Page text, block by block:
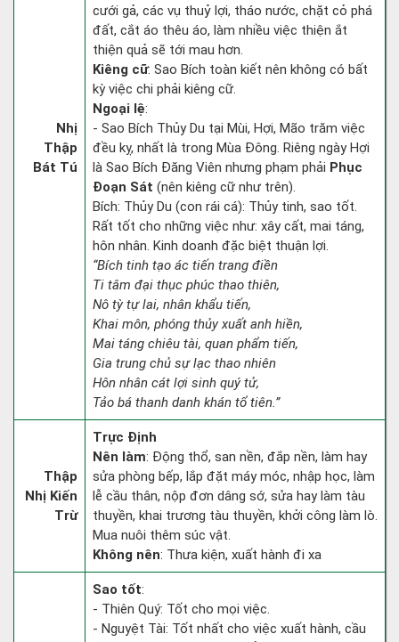
Nhị
Thập
Bát Tú
cưới gả, các vụ thuỷ lợi, tháo nước, chặt cỏ phá
đất, cắt áo thêu áo, làm nhiều việc thiện ắt
thiện quả sẽ tới mau hơn.
Kiêng cữ: Sao Bích toàn kiết nên không có bất
kỳ việc chi phải kiêng cữ.
Ngoại lệ:
- Sao Bích Thủy Du tại Mùi, Hợi, Mão trăm việc
đều kỵ, nhất là trong Mùa Đông. Riêng ngày Hợi
là Sao Bích Đăng Viên nhưng phạm phải Phục
Đoạn Sát (nên kiêng cữ như trên).
Bích: Thủy Du (con rái cá): Thủy tinh, sao tốt.
Rất tốt cho những việc như: xây cất, mai táng,
hôn nhân. Kinh doanh đặc biệt thuận lợi.
“Bích tinh tạo ác tiến trang điền
Ti tâm đại thục phúc thao thiên,
Nô tỳ tự lai, nhân khẩu tiến,
Khai môn, phóng thủy xuất anh hiền,
Mai táng chiêu tài, quan phẩm tiến,
Gia trung chủ sự lạc thao nhiên
Hôn nhân cát lợi sinh quý tử,
Tảo bá thanh danh khán tổ tiên.”
Thập
Nhị Kiến
Trừ
Trực Định
Nên làm: Động thổ, san nền, đắp nền, làm hay
sửa phòng bếp, lắp đặt máy móc, nhập học, làm
lễ cầu thân, nộp đơn dâng sớ, sửa hay làm tàu
thuyền, khai trương tàu thuyền, khởi công làm lò.
Mua nuôi thêm súc vật.
Không nên: Thưa kiện, xuất hành đi xa
Sao tốt:
- Thiên Quý: Tốt cho mọi việc.
- Nguyệt Tài: Tốt nhất cho việc xuất hành, cầu